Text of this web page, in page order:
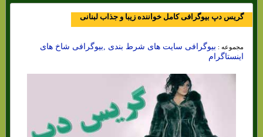
گریس دپ بیوگرافی کامل خواننده زیبا و جذاب لبنانی
مجموعه : بیوگرافی سایت های شرط بندی ,بیوگرافی شاخ های
اینستاگرام